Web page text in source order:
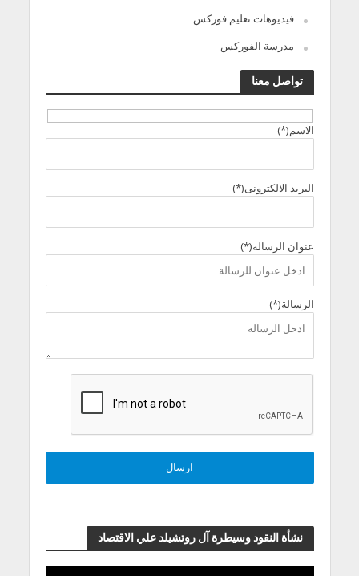
فيديوهات تعليم فوركس
مدرسة الفوركس
تواصل معنا
الاسم(*)
البريد الالكترونى(*)
عنوان الرسالة(*)
الرسالة(*)
نشأة النقود وسيطرة آل روتشيلد علي الاقتصاد